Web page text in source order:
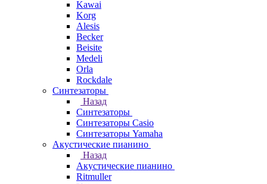
Kawai
Korg
Alesis
Becker
Beisite
Medeli
Orla
Rockdale
Синтезаторы
Назад
Синтезаторы
Синтезаторы Casio
Синтезаторы Yamaha
Акустические пианино
Назад
Акустические пианино
Ritmuller